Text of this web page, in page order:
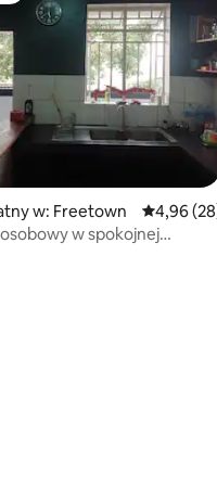
w: Freetown Średnia
4,96
w spokojnej